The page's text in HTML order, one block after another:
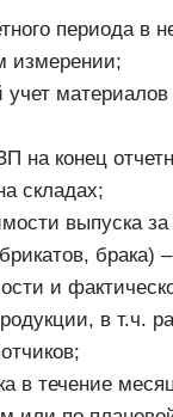
периода в
измерении;
на конец
складах;
выпуска
брака)
и
в т.ч.
в течение